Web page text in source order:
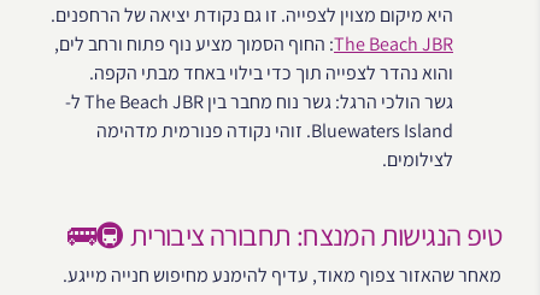
היא מיקום מצוין לצפייה. זו גם נקודת יציאה של הרחפנים.
The Beach JBR: החוף הסמוך מציע נוף פתוח ורחב לים,
והוא נהדר לצפייה תוך כדי בילוי באחד מבתי הקפה.
גשר הולכי הרגל: גשר נוח מחבר בין The Beach JBR ל-
Bluewaters Island. זוהי נקודה פנורמית מדהימה
לצילומים.
טיפ הנגישות המנצח: תחבורה ציבורית 🚇🚌
מאחר שהאזור צפוף מאוד, עדיף להימנע מחיפוש חנייה מייגע.